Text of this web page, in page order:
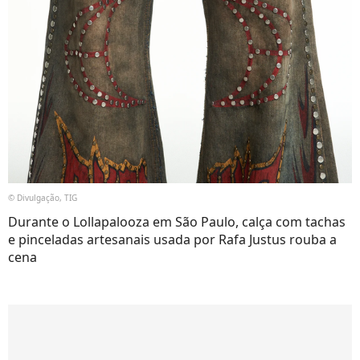
© Divulgação, TIG
Durante o Lollapalooza em São Paulo, calça com tachas
e pinceladas artesanais usada por Rafa Justus rouba a
cena